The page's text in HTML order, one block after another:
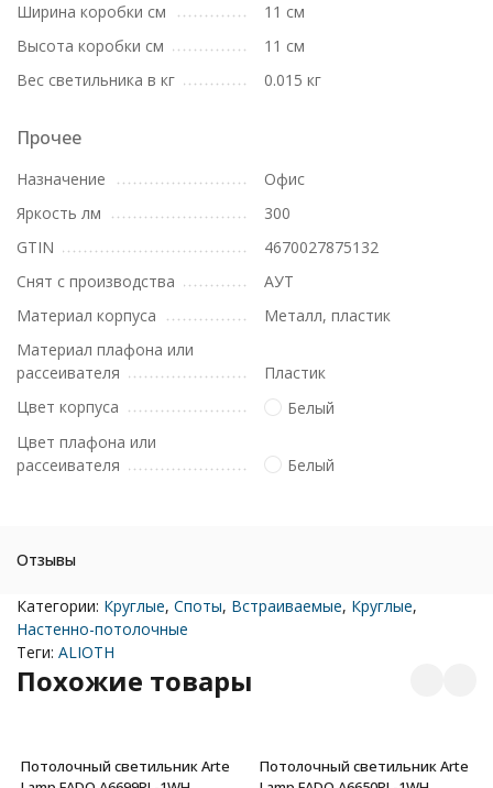
Ширина коробки см
11 см
Высота коробки см
11 см
Вес светильника в кг
0.015 кг
Прочее
Назначение
Офис
Яркость лм
300
GTIN
4670027875132
Снят с производства
АУТ
Материал корпуса
Металл, пластик
Материал плафона или
рассеивателя
Пластик
Цвет корпуса
Белый
Цвет плафона или
рассеивателя
Белый
Отзывы
Категории: Круглые, Споты, Встраиваемые, Круглые,
Настенно-потолочные
Теги: ALIOTH
Похожие товары
Потолочный светильник Arte
Потолочный светильник Arte